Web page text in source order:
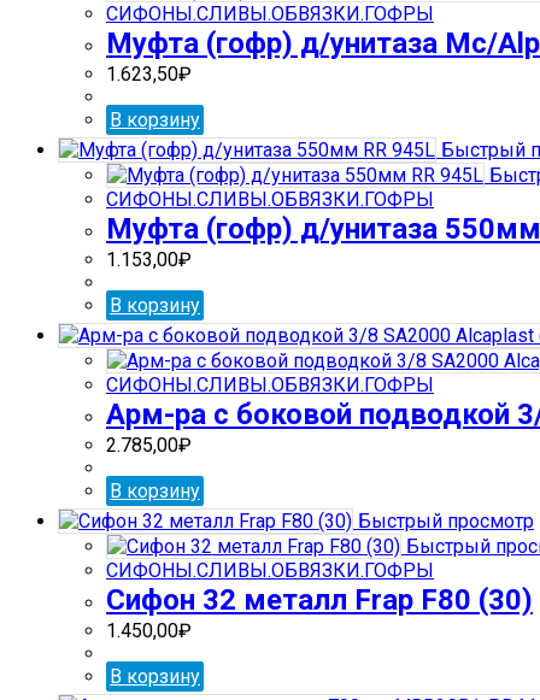
СИФОНЫ.СЛИВЫ.ОБВЯЗКИ.ГОФРЫ
Муфта (гофр) д/унитаза Mc/
1.623,50₽
В корзину
Быстрый
СИФОНЫ.СЛИВЫ.ОБВЯЗКИ.ГОФРЫ
Муфта (гофр) д/унитаза
1.153,00₽
В корзину
СИФОНЫ.СЛИВЫ.ОБВЯЗКИ.ГОФРЫ
Арм-ра с боковой подводкой
2.785,00₽
В корзину
Быстрый просмотр
Быстрый
СИФОНЫ.СЛИВЫ.ОБВЯЗКИ.ГОФРЫ
Сифон 32 металл Frap F80 (30)
1.450,00₽
В корзину